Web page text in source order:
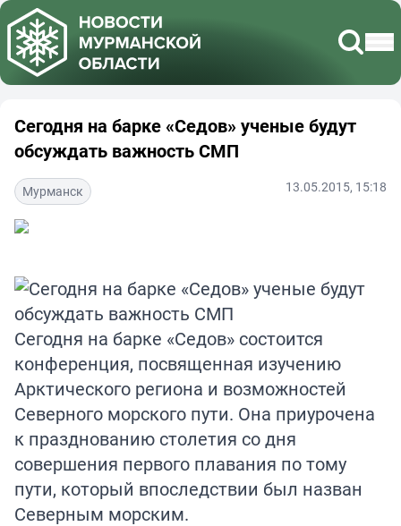
Сегодня на барке «Седов» ученые будут
обсуждать важность СМП
Мурманск 13.05.2015, 15:18
Сегодня на барке «Седов» состоится
конференция, посвященная изучению
Арктического региона и возможностей
Северного морского пути. Она приурочена
к празднованию столетия со дня
совершения первого плавания по тому
пути, который впоследствии был назван
Северным морским.